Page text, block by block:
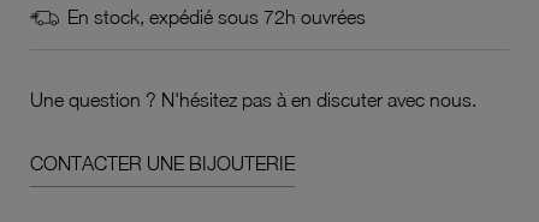
En stock, expédié sous 72h ouvrées
Une question ? N'hésitez pas à en discuter avec nous.
CONTACTER UNE BIJOUTERIE